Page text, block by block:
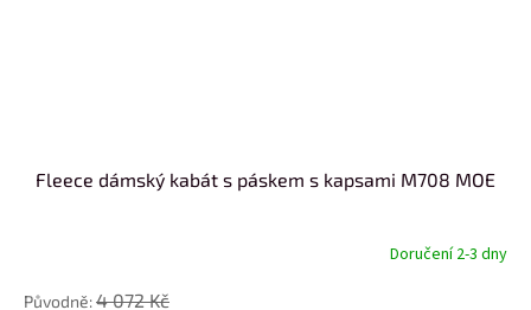
Fleece dámský kabát s páskem s kapsami M708 MOE
Doručení 2-3 dny
4 072 Kč